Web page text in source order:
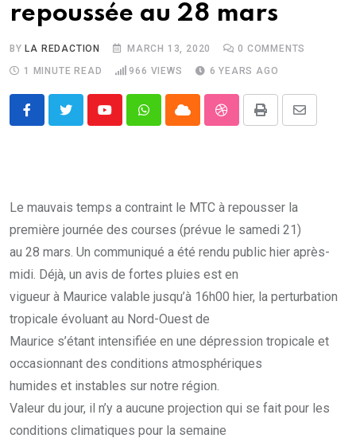
repoussée au 28 mars
BYLA REDACTION MARCH 13, 2020 0 COMMENTS
1 MINUTE READ
966 VIEWS 6 YEARS AGO
YoutubeWhatsappCloud StumbleUpon
Print
Share
Le mauvais temps a contraint le MTC à repousser la
première journée des courses (prévue le samedi 21)
au 28 mars. Un communiqué a été rendu public hier après-
midi. Déjà, un avis de fortes pluies est en
vigueur à Maurice valable jusqu’à 16h00 hier, la perturbation
tropicale évoluant au Nord-Ouest de
Maurice s’étant intensifiée en une dépression tropicale et
occasionnant des conditions atmosphériques
humides et instables sur notre région.
Valeur du jour, il n’y a aucune projection qui se fait pour les
conditions climatiques pour la semaine